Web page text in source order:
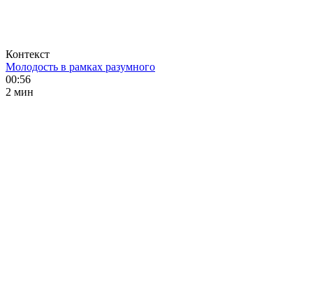
Контекст
Молодость в рамках разумного
00:56
2 мин